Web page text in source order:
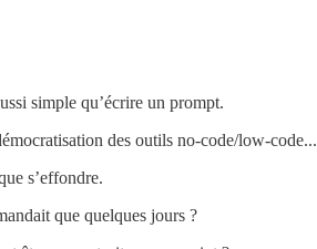
simple qu’écrire un prompt.
des outils no-code/low-code...
s’effondre.
que quelques jours ?